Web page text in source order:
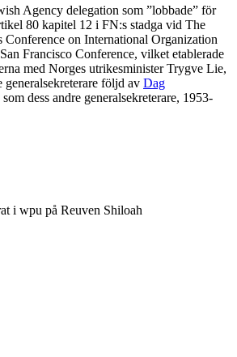
Agency delegation som ”lobbade” för
80 kapitel 12 i FN:s stadga vid The
Conference on International Organization
Francisco Conference, vilket etablerade
med Norges utrikesminister Trygve Lie,
generalsekreterare följd av Dag
som dess andre generalsekreterare, 1953-
i wpu på Reuven Shiloah